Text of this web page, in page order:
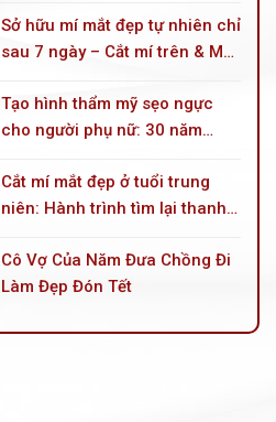
Sở hữu mí mắt đẹp tự nhiên chỉ
sau 7 ngày – Cắt mí trên & Mở
Tạo hình thẩm mỹ sẹo ngực
cho người phụ nữ: 30 năm
nạn bỏng dầu hoả
Cắt mí mắt đẹp ở tuổi trung
niên: Hành trình tìm lại thanh
Cô Vợ Của Năm Đưa Chồng Đi
Làm Đẹp Đón Tết